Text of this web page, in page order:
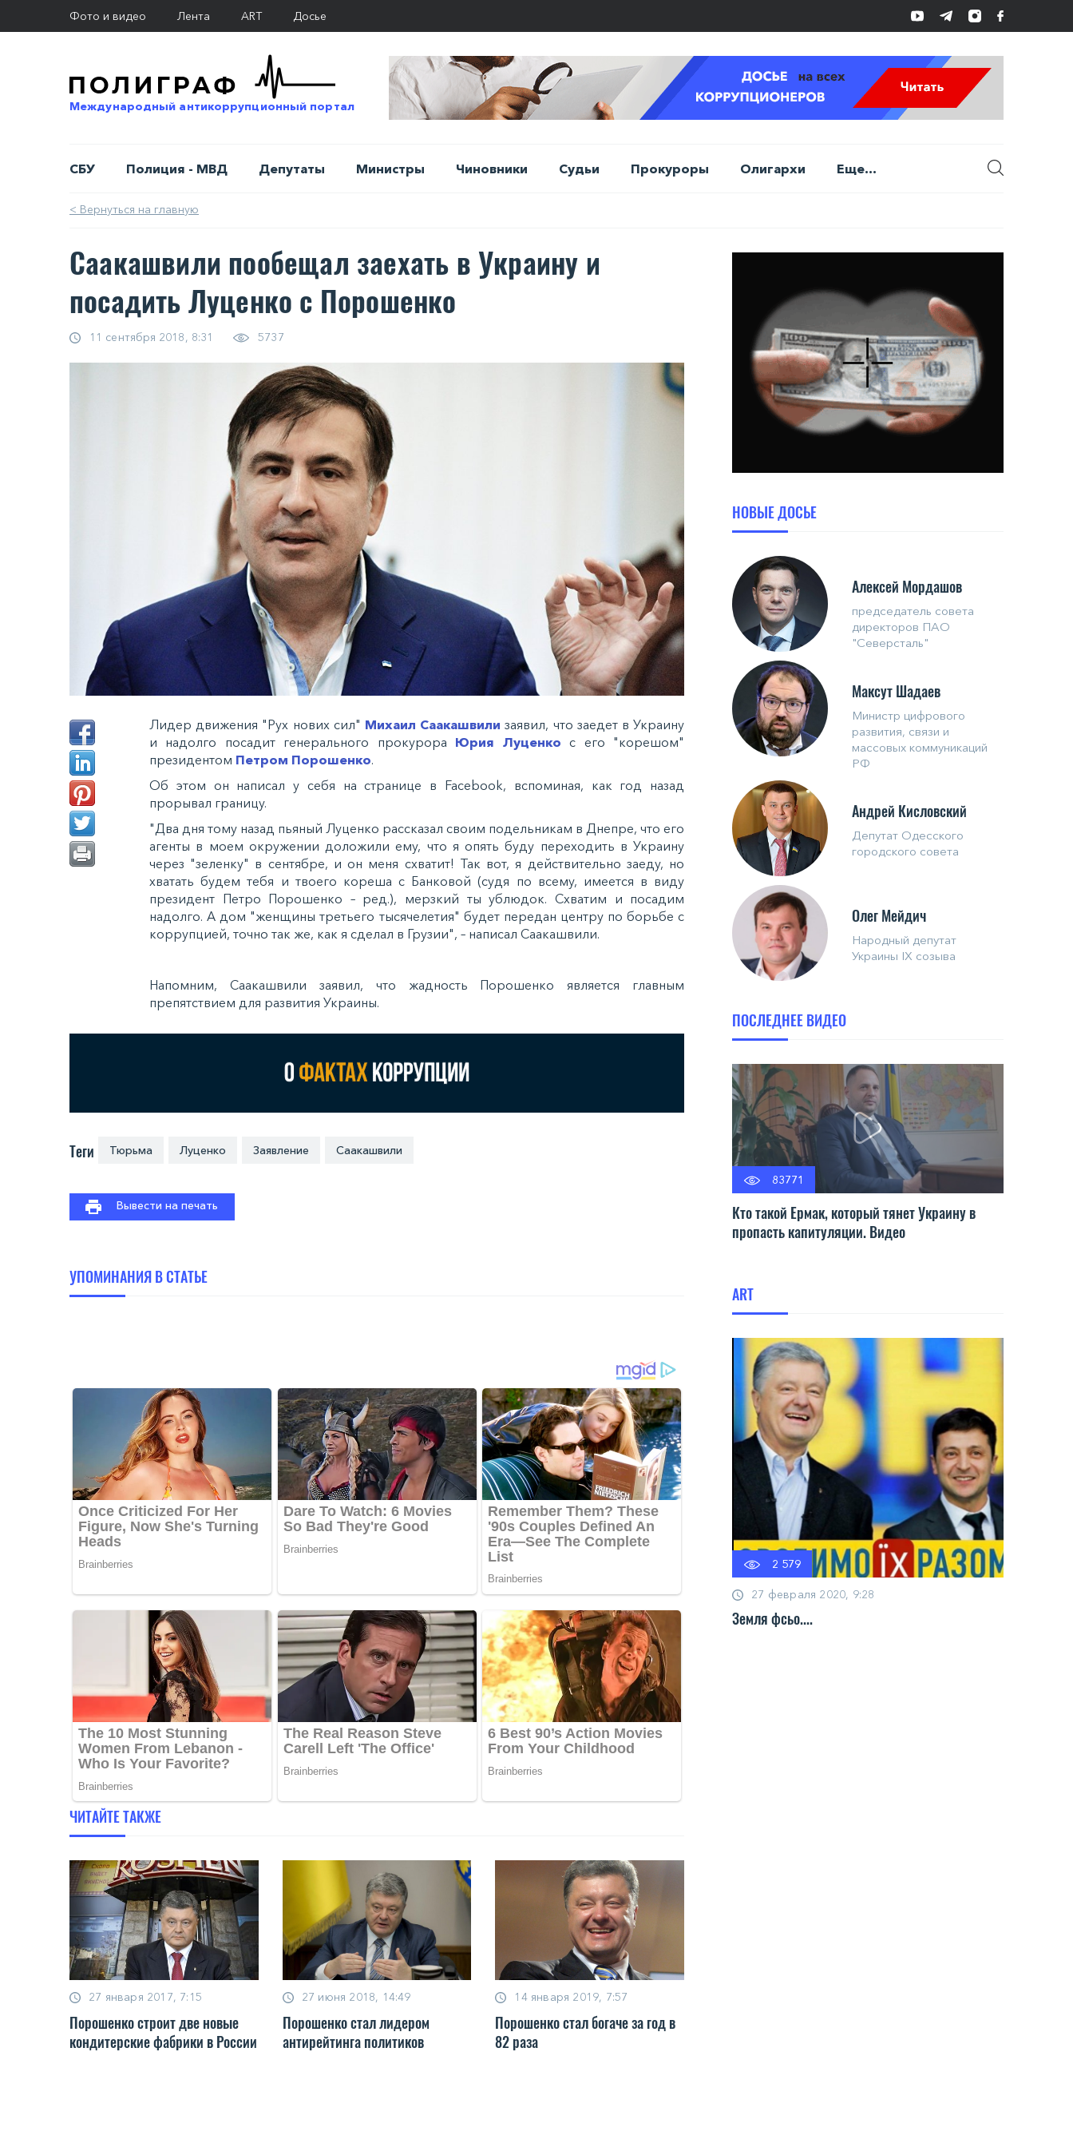
Фото и видео Лента ART Досье
Международный антикоррупционный портал
СБУ Полиция - МВД Депутаты Министры Чиновники Судьи Прокуроры Олигархи Еще...
< Вернуться на главную
Саакашвили пообещал заехать в Украину и
посадить Луценко с Порошенко
11 сентября 2018, 8:31 5737
Лидер движения "Рух нових сил" Михаил Саакашвили заявил, что заедет в Украину
и надолго посадит генерального прокурора Юрия Луценко с его "корешом"
президентом Петром Порошенко.
Об этом он написал у себя на странице в Facebook, вспоминая, как год назад
прорывал границу.
"Два дня тому назад пьяный Луценко рассказал своим подельникам в Днепре, что его
агенты в моем окружении доложили ему, что я опять буду переходить в Украину
через "зеленку" в сентябре, и он меня схватит! Так вот, я действительно заеду, но
хватать будем тебя и твоего кореша с Банковой (судя по всему, имеется в виду
президент Петро Порошенко – ред.), мерзкий ты ублюдок. Схватим и посадим
надолго. А дом "женщины третьего тысячелетия" будет передан центру по борьбе с
коррупцией, точно так же, как я сделал в Грузии", – написал Саакашвили.
Напомним, Саакашвили заявил, что жадность Порошенко является главным
препятствием для развития Украины.
Теги Тюрьма Луценко Заявление Саакашвили
Вывести на печать
УПОМИНАНИЯ В СТАТЬЕ
ЧИТАЙТЕ ТАКЖЕ
27 января 2017, 7:15
Порошенко строит две новые
кондитерские фабрики в России
27 июня 2018, 14:49
Порошенко стал лидером
антирейтинга политиков
14 января 2019, 7:57
Порошенко стал богаче за год в
82 раза
НОВЫЕ ДОСЬЕ
Алексей Мордашов
председатель совета
директоров ПАО
"Северсталь"
Максут Шадаев
Министр цифрового
развития, связи и
массовых коммуникаций
РФ
Андрей Кисловский
Депутат Одесского
городского совета
Олег Мейдич
Народный депутат
Украины IX созыва
ПОСЛЕДНЕЕ ВИДЕО
83771
Кто такой Ермак, который тянет Украину в
пропасть капитуляции. Видео
ART
2 579
27 февраля 2020, 9:28
Земля фсьо....